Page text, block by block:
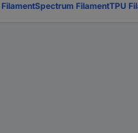
Spectrum FilamentTPU